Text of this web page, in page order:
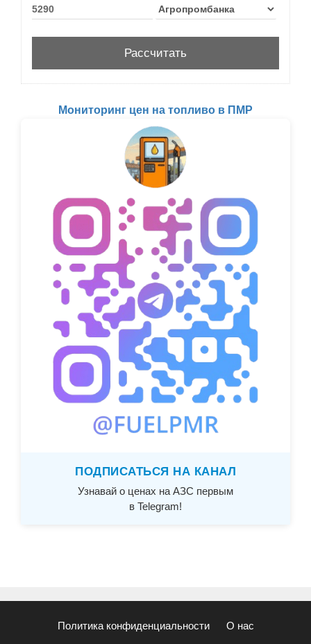
Мониторинг цен на топливо в ПМР
ПОДПИСАТЬСЯ НА КАНАЛ
Узнавай о ценах на АЗС первым
в Telegram!
Политика конфиденциальности О нас